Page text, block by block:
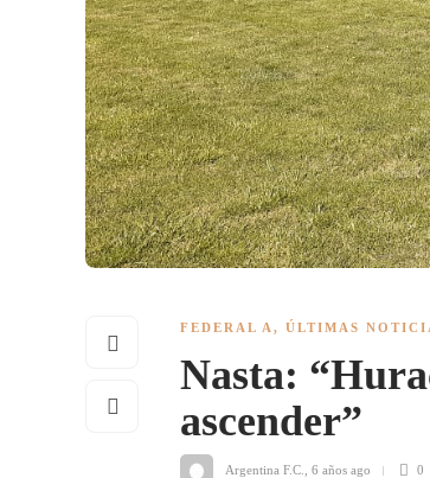
FEDERAL A, ÚLTIMAS
Nasta:
ascender”
Argentina F.C. 6 años ago 0